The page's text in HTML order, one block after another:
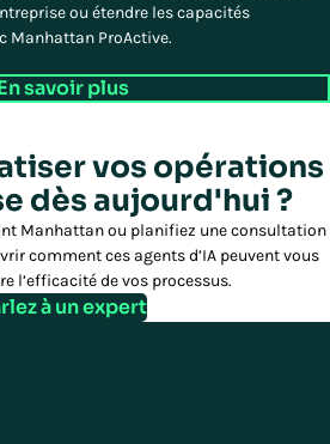
ou étendre les capacités
Manhattan ProActive.
savoir plus
vos opérations
dès aujourd'hui ?
Manhattan ou planifiez une consultation
comment ces agents d’IA peuvent vous
l’efficacité de vos processus.
à un expert